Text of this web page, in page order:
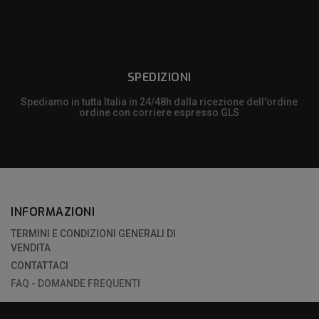
SPEDIZIONI
Spediamo in tutta Italia in 24/48h dalla ricezione dell'ordine
ordine con corriere espresso GLS
INFORMAZIONI
TERMINI E CONDIZIONI GENERALI DI
VENDITA
CONTATTACI
FAQ - DOMANDE FREQUENTI